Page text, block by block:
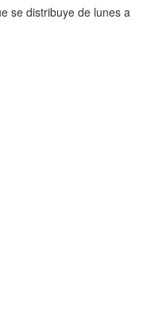
se distribuye de lunes a